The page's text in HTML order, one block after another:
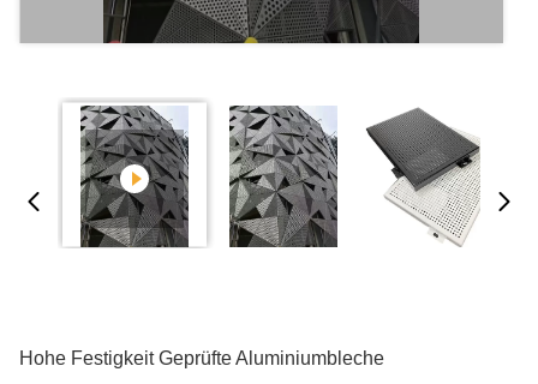
Hohe Festigkeit Geprüfte Aluminiumbleche